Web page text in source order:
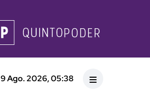
9 Ago. 2026, 05:38